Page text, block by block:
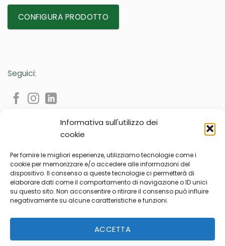
Informativa sull'utilizzo dei
cookie
Per fornire le migliori esperienze, utilizziamo tecnologie come i
cookie per memorizzare e/o accedere alle informazioni del
dispositivo. Il consenso a queste tecnologie ci permetterà di
elaborare dati come il comportamento di navigazione o ID unici
su questo sito. Non acconsentire o ritirare il consenso può influire
negativamente su alcune caratteristiche e funzioni.
ACCETTA
CONFIGURA PRODOTTO
Seguici:
Privacy Policy Cookie Policy
2024 © All rights reserved | Ondaline Cosmetici s.r.l.
Sede legale: Via Galileo Galilei 51D - 35035 Mestrino (PD) Italia
Località Ronchi di Campanile, (PD) Italia